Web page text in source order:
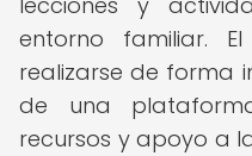
entorno familiar.
realizarse de forma
de una
recursos y apoyo a